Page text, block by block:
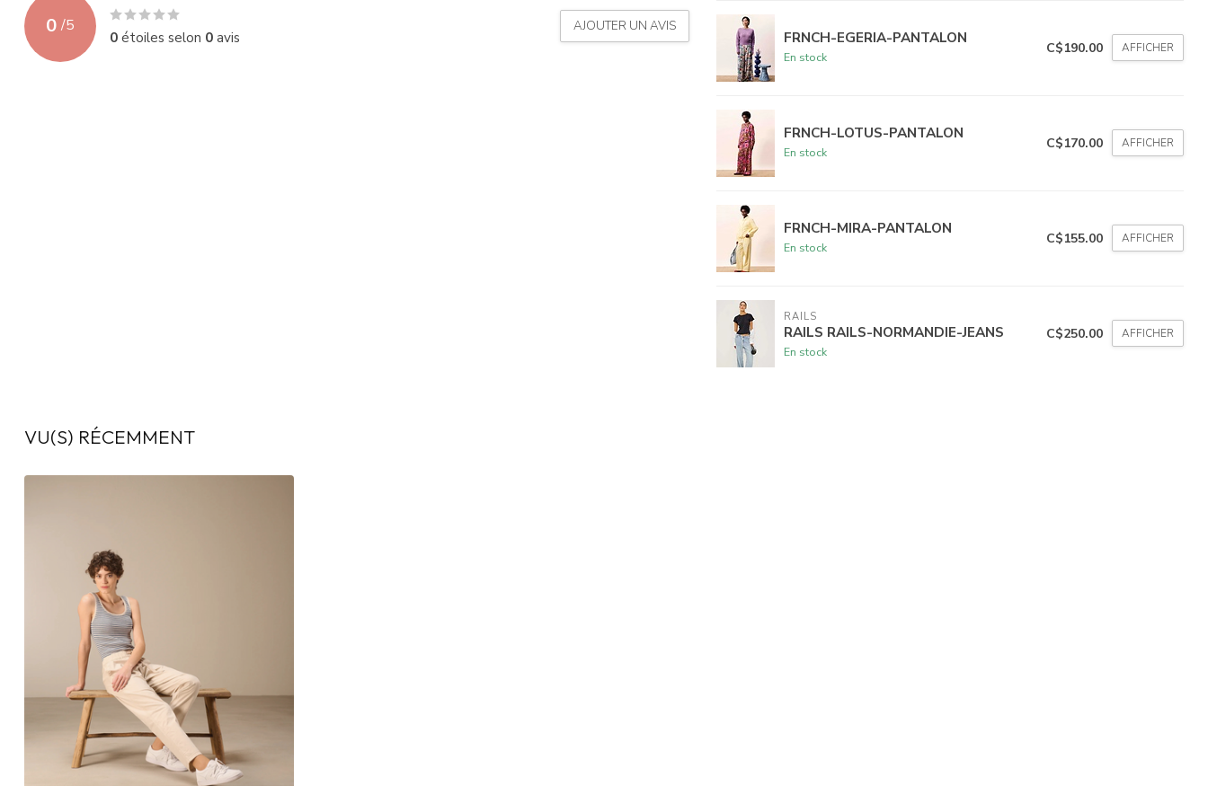
0 /5
0étoiles selon 0avis
AJOUTER UN AVIS
FRNCH-EGERIA-PANTALON
En stock
C$190.00 AFFICHER
FRNCH-LOTUS-PANTALON
En stock
C$170.00 AFFICHER
FRNCH-MIRA-PANTALON
En stock
C$155.00 AFFICHER
RAILS
RAILS RAILS-NORMANDIE-JEANS
En stock
C$250.00 AFFICHER
VU(S) RÉCEMMENT